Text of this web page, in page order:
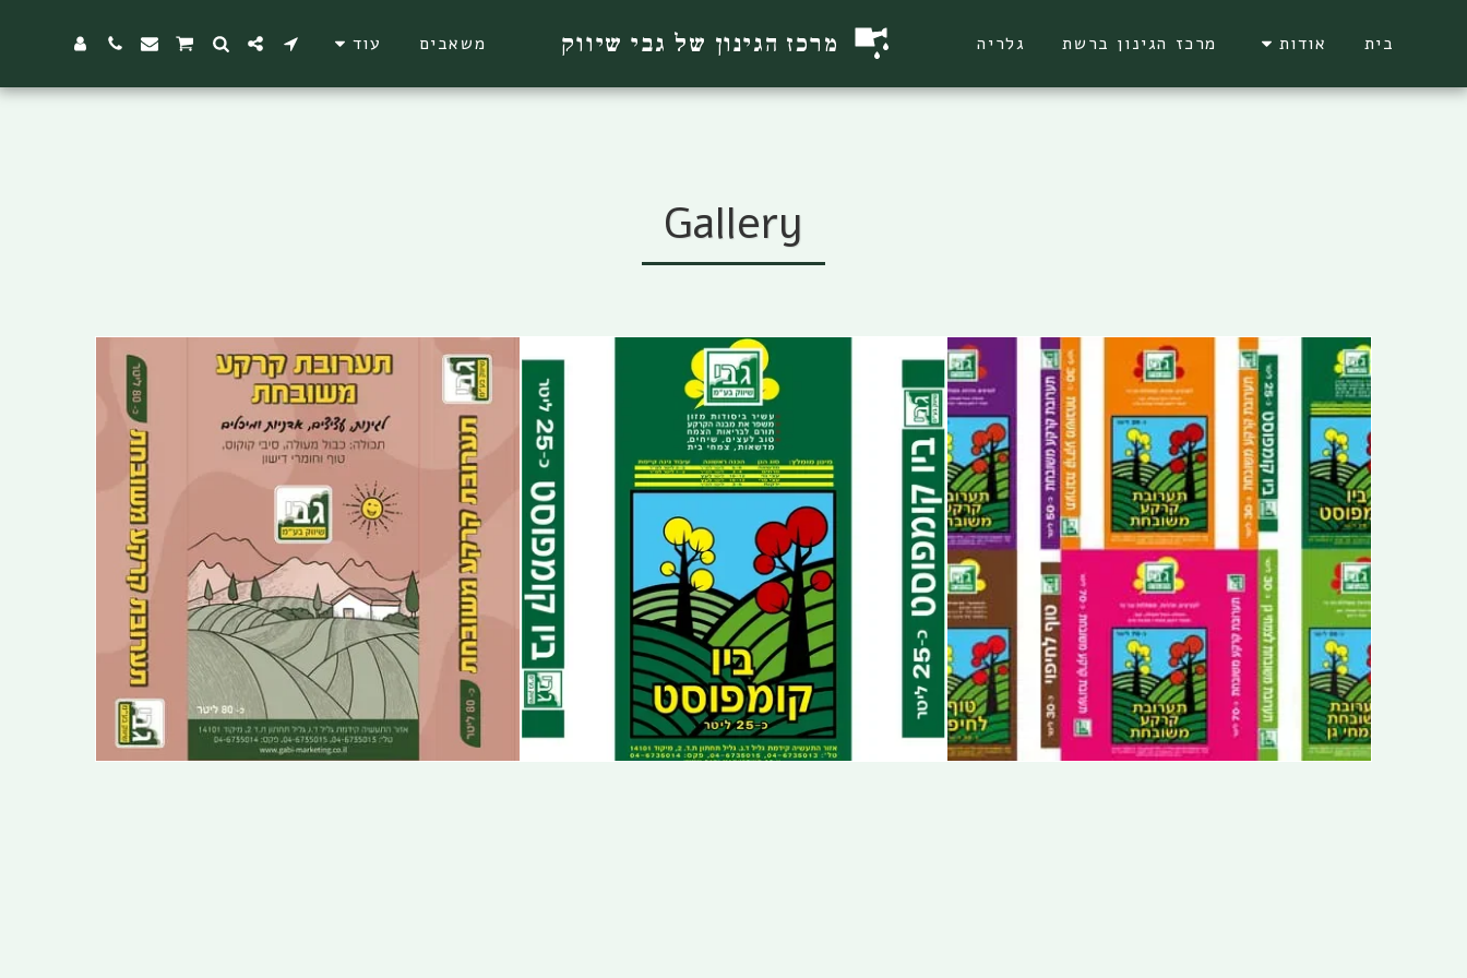
בית אודות מרכז הגינון ברשת גלריה מרכז הגינון של גבי שיווק משאבים עוד
Gallery